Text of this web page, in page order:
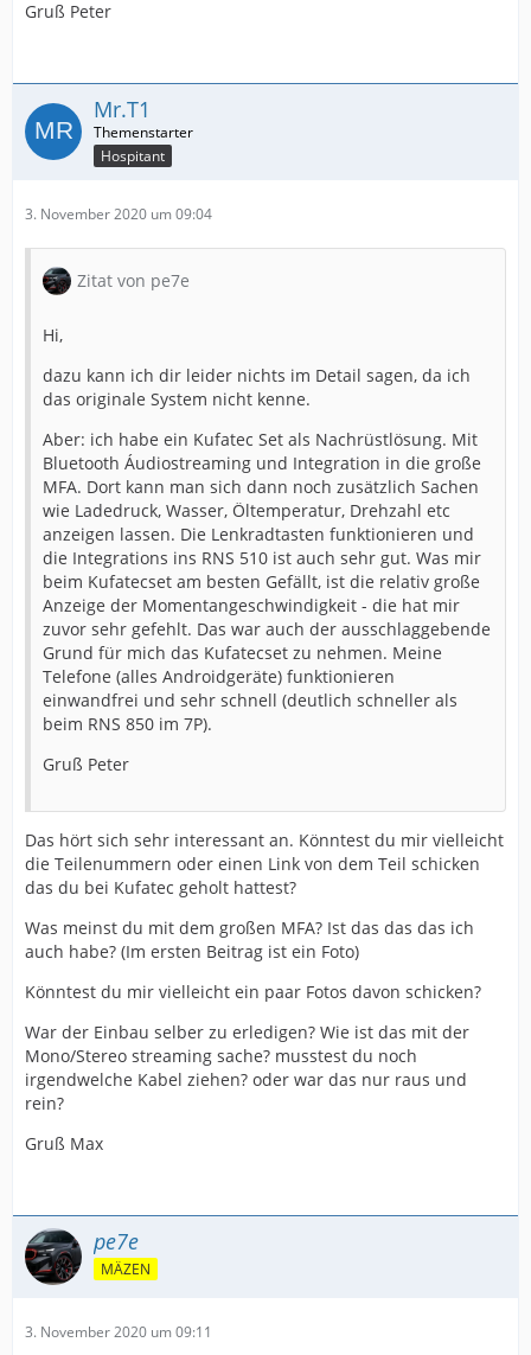
Gruß Peter
Mr.T1
Hospitant
3. November 2020 um 09:04
Zitat von pe7e
Hi,
dazu kann ich dir leider nichts im Detail sagen, da ich
das originale System nicht kenne.
Aber: ich habe ein Kufatec Set als Nachrüstlösung. Mit
Bluetooth Áudiostreaming und Integration in die große
MFA. Dort kann man sich dann noch zusätzlich Sachen
wie Ladedruck, Wasser, Öltemperatur, Drehzahl etc
anzeigen lassen. Die Lenkradtasten funktionieren und
die Integrations ins RNS 510 ist auch sehr gut. Was mir
beim Kufatecset am besten Gefällt, ist die relativ große
Anzeige der Momentangeschwindigkeit - die hat mir
zuvor sehr gefehlt. Das war auch der ausschlaggebende
Grund für mich das Kufatecset zu nehmen. Meine
Telefone (alles Androidgeräte) funktionieren
einwandfrei und sehr schnell (deutlich schneller als
beim RNS 850 im 7P).
Gruß Peter
Das hört sich sehr interessant an. Könntest du mir vielleicht
die Teilenummern oder einen Link von dem Teil schicken
das du bei Kufatec geholt hattest?
Was meinst du mit dem großen MFA? Ist das das das ich
auch habe? (Im ersten Beitrag ist ein Foto)
Könntest du mir vielleicht ein paar Fotos davon schicken?
War der Einbau selber zu erledigen? Wie ist das mit der
Mono/Stereo streaming sache? musstest du noch
irgendwelche Kabel ziehen? oder war das nur raus und
rein?
Gruß Max
pe7e
MÄZEN
3. November 2020 um 09:11